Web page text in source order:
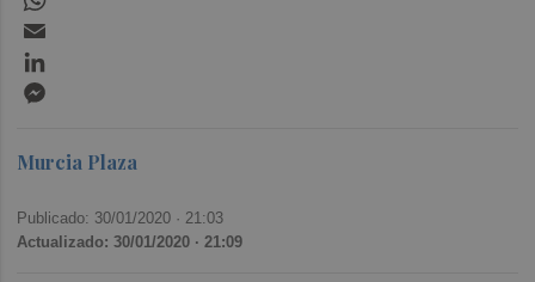
Murcia Plaza
Publicado: 30/01/2020 · 21:03
Actualizado: 30/01/2020 · 21:09